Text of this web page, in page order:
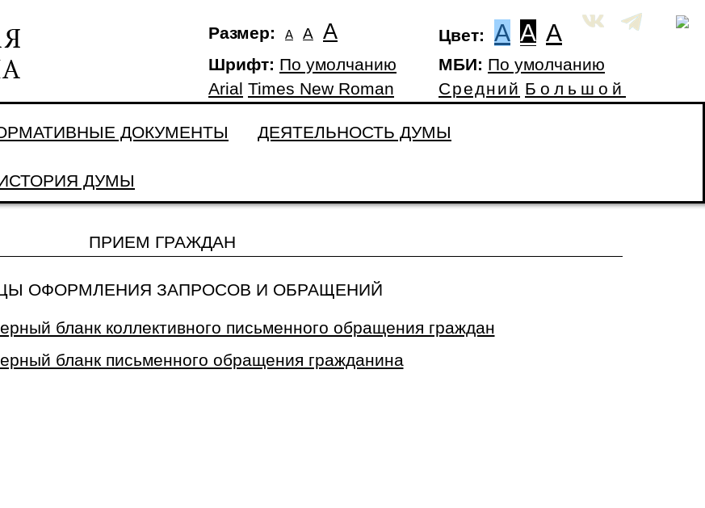
Размер: А А А Цвет: A A A
Шрифт: По умолчанию
Arial Times New Roman
МБИ: По умолчанию
Средний Большой
ДОКУМЕНТЫ ДЕЯТЕЛЬНОСТЬ ДУМЫ
ДУМЫ
ПРИЕМ ГРАЖДАН
ОФОРМЛЕНИЯ ЗАПРОСОВ И ОБРАЩЕНИЙ
бланк коллективного письменного обращения граждан
бланк письменного обращения гражданина